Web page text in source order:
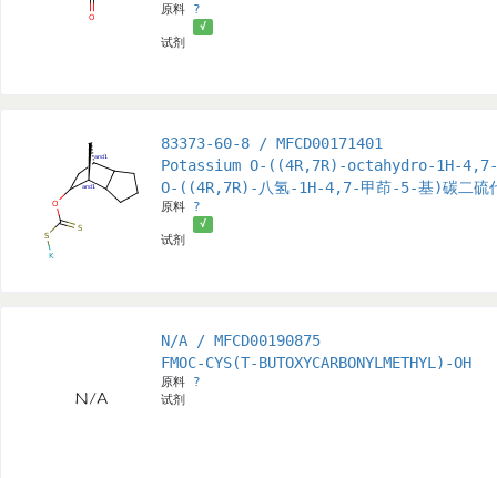
原料 ?
试剂
√
83373-60-8 / MFCD00171401
Potassium O-((4R,7R)-octahydro-1H-
O-((4R,7R)-八氢-1H-4,7-甲茚-5-基)碳二硫
原料 ?
试剂
√
N/A / MFCD00190875
FMOC-CYS(T-BUTOXYCARBONYLMETHYL)-OH
原料 ?
试剂